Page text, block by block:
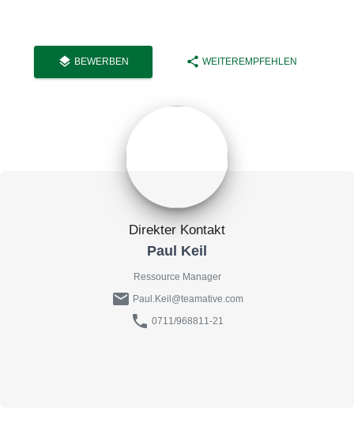
layers BEWERBEN share WEITEREMPFEHLEN
Direkter Kontakt
Paul Keil
Ressource Manager
mail Paul.Keil@teamative.com
phone 0711/968811-21